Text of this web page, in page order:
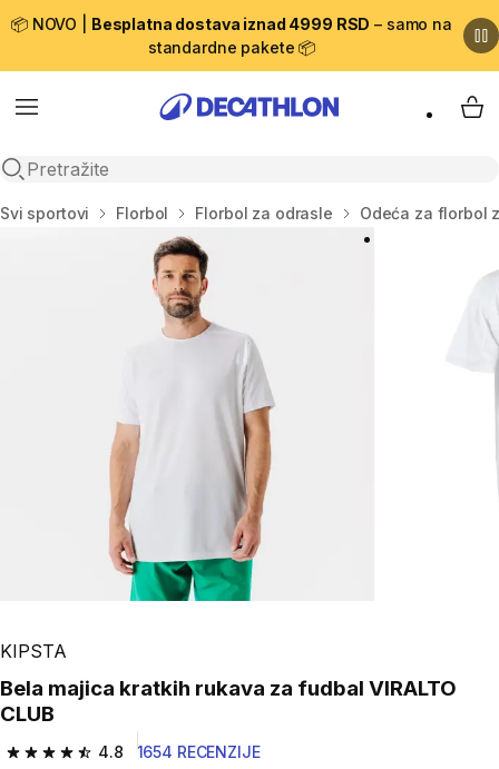
📦 NOVO | Besplatna dostava iznad 4999 RSD – samo na
standardne pakete 📦
Menu
Open search
My
Početna stranica
Svi sportovi Florbol Florbol za odrasle Odeća za florbol
KIPSTA
Bela majica kratkih rukava za fudbal VIRALTO
CLUB
4.8
4.8 od 5 zvezdica from 1654 Recenzije
1654 RECENZIJE